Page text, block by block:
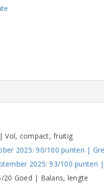
Vol, compact, fruitig
2025: 90/100 punten |
2025: 93/100 punten
20 Goed | Balans, lengte